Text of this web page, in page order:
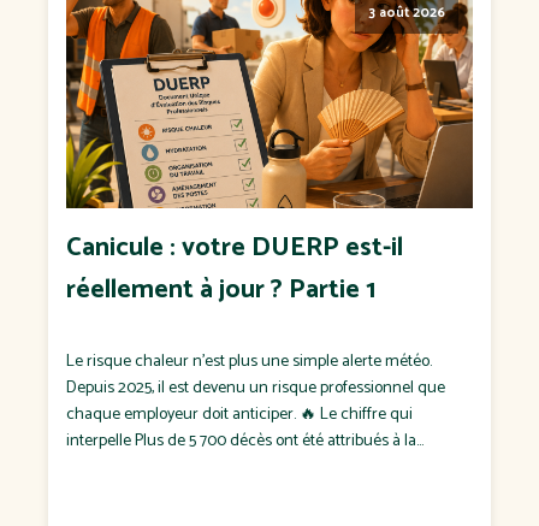
3 août 2026
Canicule : votre DUERP est-il
réellement à jour ? Partie 1
Le risque chaleur n'est plus une simple alerte météo.
Depuis 2025, il est devenu un risque professionnel que
chaque employeur doit anticiper. 🔥 Le chiffre qui
interpelle Plus de 5 700 décès ont été attribués à la